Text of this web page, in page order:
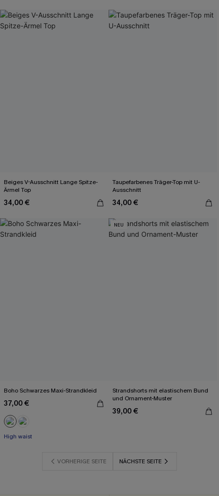
Beiges V-Ausschnitt Lange Spitze-
Ärmel Top
34,00 €
Taupefarbenes Träger-Top mit U-
Ausschnitt
34,00 €
Boho Schwarzes Maxi-Strandkleid
37,00 €
High waist
NEU
Strandshorts mit elastischem Bund
und Ornament-Muster
39,00 €
VORHERIGE SEITE NÄCHSTE SEITE